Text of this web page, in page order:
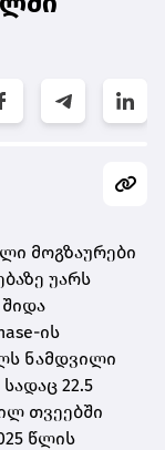
მოგზაურები
უარს
ის
ნამდვილი
22.5
თვეებში
წლის